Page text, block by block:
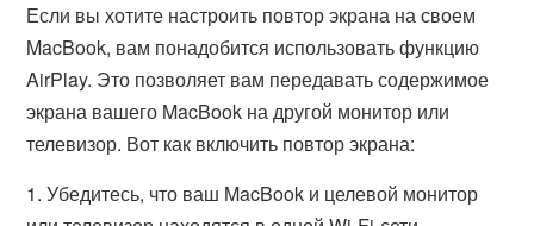
Если вы хотите настроить повтор экрана на своем
MacBook, вам понадобится использовать функцию
AirPlay. Это позволяет вам передавать содержимое
экрана вашего MacBook на другой монитор или
телевизор. Вот как включить повтор экрана:
1. Убедитесь, что ваш MacBook и целевой монитор